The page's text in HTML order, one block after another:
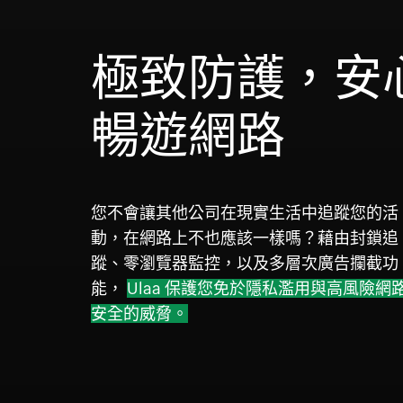
極致防護，安
暢遊網路
您不會讓其他公司在現實生活中追蹤您的活
動，在網路上不也應該一樣嗎？藉由封鎖追
蹤、零瀏覽器監控，以及多層次廣告攔截功
能， Ulaa 保護您免於隱私濫用與高風險網
安全的威脅。